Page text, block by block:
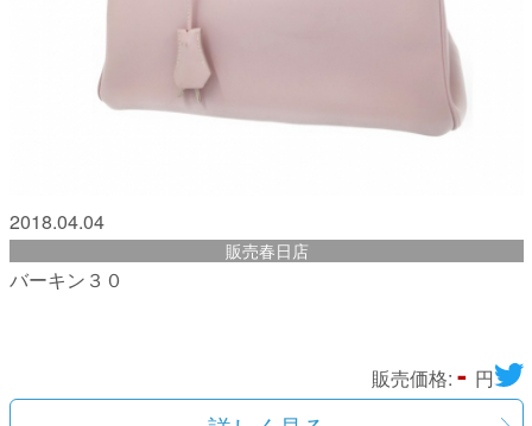
2018.04.04
販売春日店
バーキン３０
販売価格:- 円